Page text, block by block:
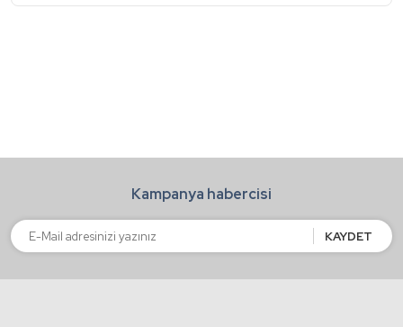
konularda yetersiz gördüğünüz noktaları öneri formunu
Ürün fiyatı diğer sitelerden daha pahalı.
Bu ürüne benzer farklı alternatifler olmalı.
Kampanya habercisi
KAYDET